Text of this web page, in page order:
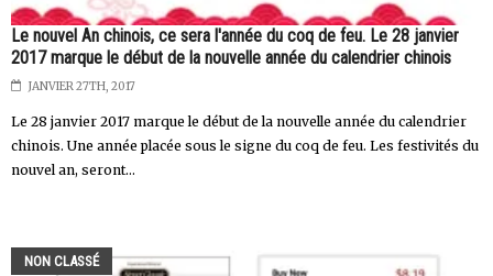
Le nouvel An chinois, ce sera l'année du coq de feu. Le 28 janvier
2017 marque le début de la nouvelle année du calendrier chinois
JANVIER 27TH, 2017
Le 28 janvier 2017 marque le début de la nouvelle année du calendrier
chinois. Une année placée sous le signe du coq de feu. Les festivités du
nouvel an, seront...
NON CLASSÉ